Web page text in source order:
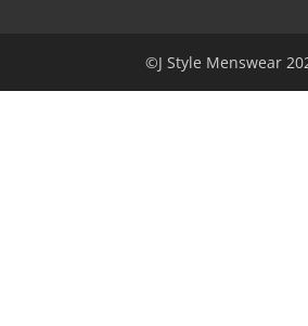
©J Style Menswear